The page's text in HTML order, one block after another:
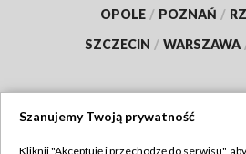
OPOLE / POZNAŃ /
SZCZECIN / WARSZAWA
Szanujemy Twoją prywatność
Kliknij "Akceptuję i przechodzę do serwisu",